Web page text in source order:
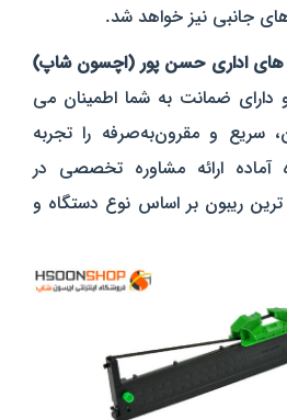
جانبی نیز خواهد شد.
اداری حسن‌ پور (اچسون شاپ)
دارای ضمانت به شما اطمینان می‌
و مقرون‌به‌صرفه را تجربه
آماده ارائه مشاوره تخصصی در
ریبون بر اساس نوع دستگاه و